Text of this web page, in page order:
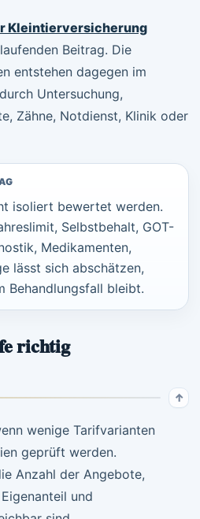
Kleintierversicherung
Beitrag. Die
entstehen dagegen im
Untersuchung,
Zähne, Notdienst, Klinik oder
isoliert bewertet werden.
Selbstbehalt, GOT-
Medikamenten,
lässt sich abschätzen,
Behandlungsfall bleibt.
richtig
wenige Tarifvarianten
geprüft werden.
Anzahl der Angebote,
und